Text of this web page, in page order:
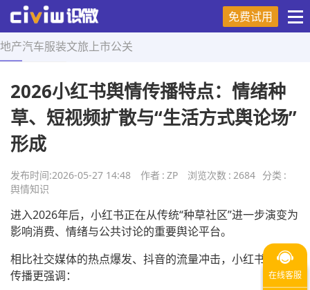
免费试用
地产汽车服装文旅 上市公关
首页 > 舆情知识 > 正文
2026小红书舆情传播特点：情绪种
草、短视频扩散与“生活方式舆论场”
形成
发布时间:2026-05-27 14:48 作者 : ZP 浏览次数 : 2684 分类 :
舆情知识
进入2026年后，小红书正在从传统“种草社区”进一步演变为
影响消费、情绪与公共讨论的重要舆论平台。
相比社交媒体的热点爆发、抖音的流量冲击，小红书的舆情
传播更强调：